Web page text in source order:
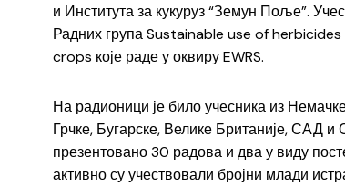
и Института за кукуруз “Земун Поље”.
Радних група Sustainable use of
crops које раде у оквиру EWRS.
На радионици је било учесника из
Грчке, Бугарске, Велике Британије, САД и
презентовано 30 радова и два у виду
активно су учествовали бројни млади